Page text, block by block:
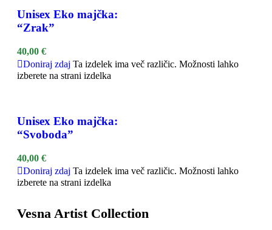
Unisex Eko majčka:
“Zrak”
40,00 €
Doniraj zdaj Ta izdelek ima več različic. Možnosti lahko
izberete na strani izdelka
Unisex Eko majčka:
“Svoboda”
40,00 €
Doniraj zdaj Ta izdelek ima več različic. Možnosti lahko
izberete na strani izdelka
Vesna Artist Collection